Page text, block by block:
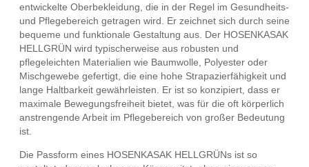
entwickelte Oberbekleidung, die in der Regel im Gesundheits-
und Pflegebereich getragen wird. Er zeichnet sich durch seine
bequeme und funktionale Gestaltung aus. Der HOSENKASAK
HELLGRÜN wird typischerweise aus robusten und
pflegeleichten Materialien wie Baumwolle, Polyester oder
Mischgewebe gefertigt, die eine hohe Strapazierfähigkeit und
lange Haltbarkeit gewährleisten. Er ist so konzipiert, dass er
maximale Bewegungsfreiheit bietet, was für die oft körperlich
anstrengende Arbeit im Pflegebereich von großer Bedeutung
ist.
Die Passform eines HOSENKASAK HELLGRÜNs ist so